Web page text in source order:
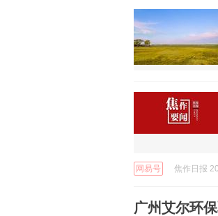
网易号 焦作日报
广州艾尔环